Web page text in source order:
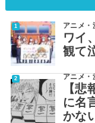
アニメ・
ワイ
観て
アニメ・
【
に名
かな